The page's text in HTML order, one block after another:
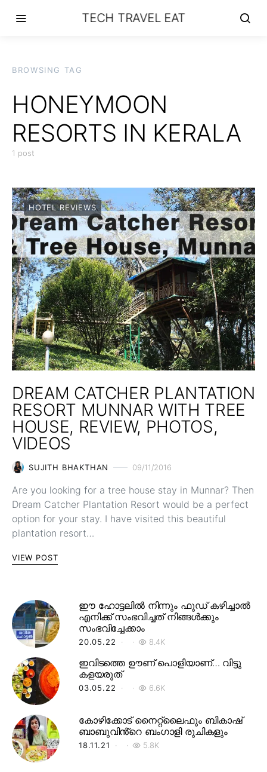
TECH TRAVEL EAT
BROWSING TAG
HONEYMOON
RESORTS IN KERALA
1 post
HOTEL REVIEWS
DREAM CATCHER PLANTATION
RESORT MUNNAR WITH TREE
HOUSE, REVIEW, PHOTOS,
VIDEOS
SUJITH BHAKTHAN 09/11/2016
Are you looking for a tree house stay in Munnar? Then
Dream Catcher Plantation Resort would be a perfect
option for your stay. I have visited this beautiful
plantation resort…
VIEW POST
ഈ ഹോട്ടലിൽ നിന്നും ഫുഡ് കഴിച്ചാൽ
എനിക്ക് സംഭവിച്ചത് നിങ്ങൾക്കും
സംഭവിച്ചേക്കാം
20.05.22 8.4K
ഇവിടത്തെ ഊണ് പൊളിയാണ്… വിട്ടു
കളയരുത്
03.05.22 6.6K
കോഴിക്കോട് നൈറ്റ്‌ലൈഫും ബികാഷ്
ബാബുവിൻ്റെ ബംഗാളി രുചികളും
18.11.21 5.8K